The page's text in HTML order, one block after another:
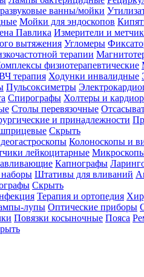
ванны/мойки
Мойки для эндоскопов
Павлика Измерители и
вытяжения Угломеры
терапии
физиотерапевтические
терапия Ходунки инвалидные
Пульсоксиметры
Спирографы Холтеры и
Столы перевязочные
и принадлежности
Скрыть
Колоноскопы и
лейкоцитарные
Капнографы
Штативы для вливаний
Скрыть
Терапия и ортопедия
лупы Оптические приборы
Повязки косыночные Пояса